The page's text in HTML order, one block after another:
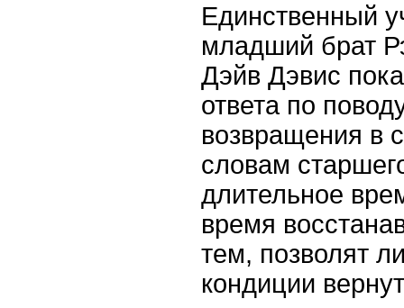
Единственный
младший брат
Дэйв Дэвис
ответа по
возвращения в
словам
длительное
время
тем, позволят
кондиции